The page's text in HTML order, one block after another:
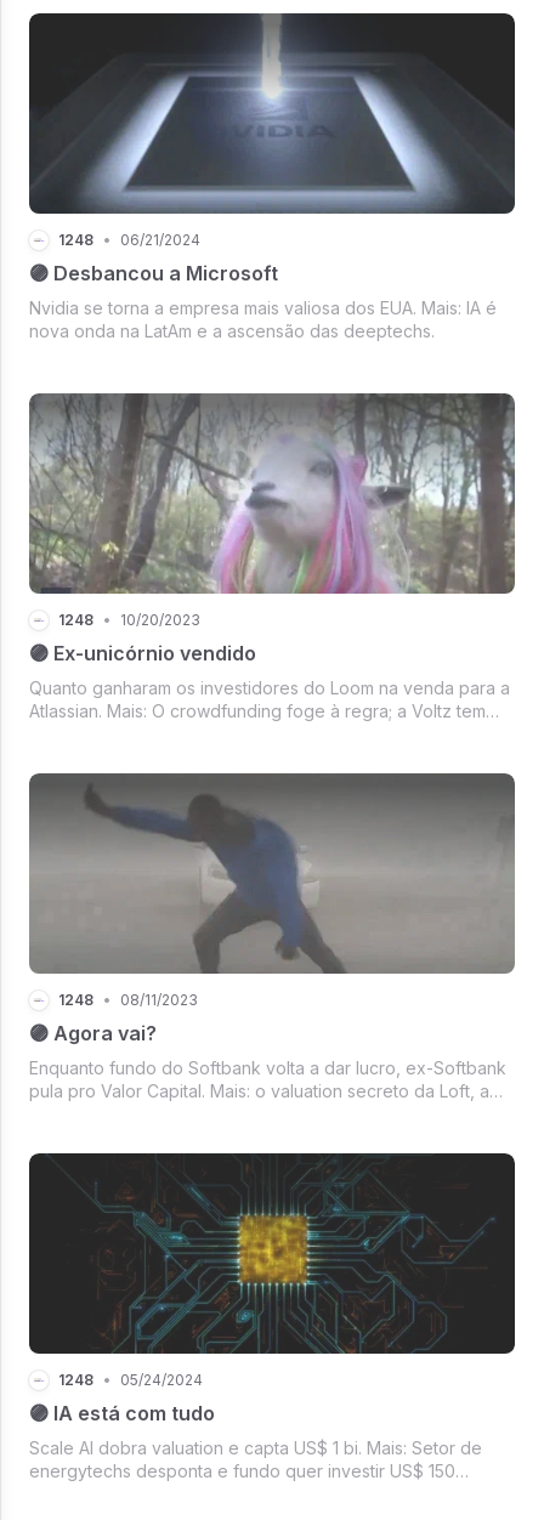
1248 • 06/21/2024
🟣 Desbancou a Microsoft
Nvidia se torna a empresa mais valiosa dos EUA. Mais: IA é
nova onda na LatAm e a ascensão das deeptechs.
1248 • 10/20/2023
🟣 Ex-unicórnio vendido
Quanto ganharam os investidores do Loom na venda para a
Atlassian. Mais: O crowdfunding foge à regra; a Voltz tem
1248 • 08/11/2023
🟣 Agora vai?
Enquanto fundo do Softbank volta a dar lucro, ex-Softbank
pula pro Valor Capital. Mais: o valuation secreto da Loft, a
1248 • 05/24/2024
🟣 IA está com tudo
Scale AI dobra valuation e capta US$ 1 bi. Mais: Setor de
energytechs desponta e fundo quer investir US$ 150